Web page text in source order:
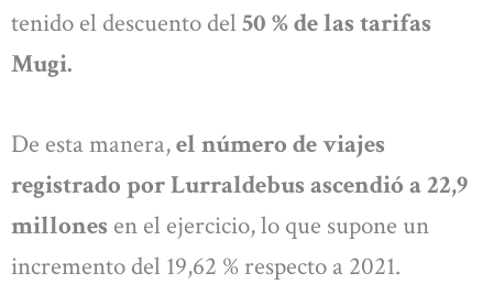
tenido el descuento del 50 % de las tarifas
Mugi.
De esta manera,el número de viajes
registrado por Lurraldebus ascendió a 22,9
millones en el ejercicio, lo que supone un
incremento del 19,62 % respecto a 2021.